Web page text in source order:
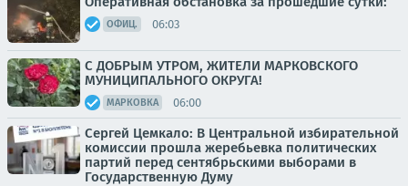
ОФИЦ. 06:03
С ДОБРЫМ УТРОМ, ЖИТЕЛИ МАРКОВСКОГО
МУНИЦИПАЛЬНОГО ОКРУГА!
МАРКОВКА 06:00
Сергей Цемкало: В Центральной избирательной
комиссии прошла жеребьевка политических
партий перед сентябрьскими выборами в
Государственную Думу